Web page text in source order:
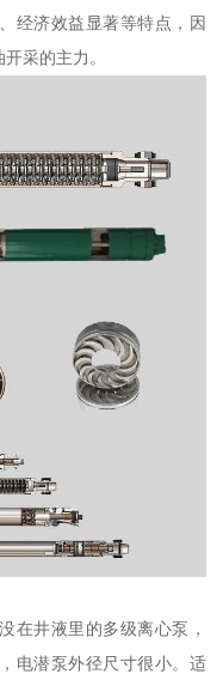
经济效益显著等特点，因
采的主力。
在井液里的多级离心泵，
电潜泵外径尺寸很小。适